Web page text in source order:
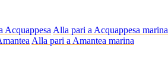
Acquappesa Alla pari a Acquappesa marina
Alla pari a Amantea marina